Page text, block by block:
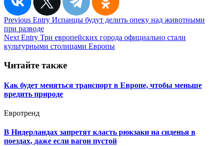
Навигация
по
записям
Previous Entry Испанцы будут делить опеку над животными
при разводе
Next Entry Три европейских города официально стали
культурными столицами Европы
Читайте также
Как будет меняться транспорт в Европе, чтобы меньше
вредить природе
Евротренд
В Нидерландах запретят класть рюкзаки на сиденья в
поездах, даже если вагон пустой